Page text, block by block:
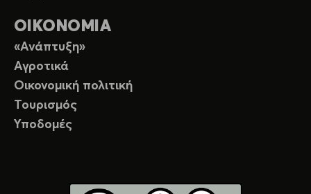
ΟΙΚΟΝΟΜΙΑ
«Ανάπτυξη»
Αγροτικά
Οικονομική πολιτική
Τουρισμός
Υποδομές